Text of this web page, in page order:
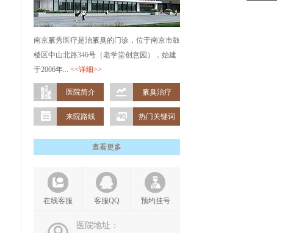
南京腋秀医疗是治腋臭的门诊，位于南京市鼓
楼区中山北路346号（老学堂创意园），始建
于2006年... <<详细>>
医院简介 腋臭治疗
来院路线 热门关键词
查看更多
在线客服 客服QQ 预约挂号
医院地址：